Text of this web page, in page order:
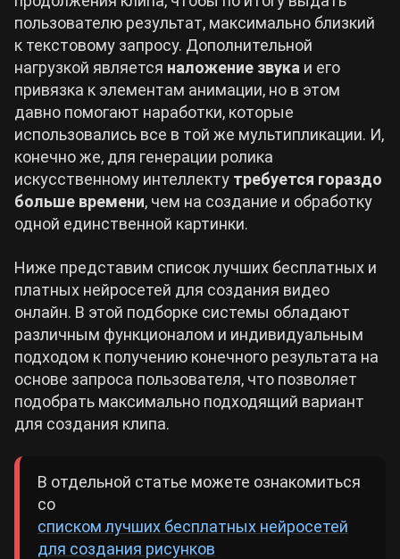
пользователю результат, максимально близкий
к текстовому запросу. Дополнительной
нагрузкой является наложение звука и его
привязка к элементам анимации, но в этом
давно помогают наработки, которые
использовались все в той же мультипликации. И,
конечно же, для генерации ролика
искусственному интеллекту требуется гораздо
больше времени, чем на создание и обработку
одной единственной картинки.
Ниже представим список лучших бесплатных и
платных нейросетей для создания видео
онлайн. В этой подборке системы обладают
различным функционалом и индивидуальным
подходом к получению конечного результата на
основе запроса пользователя, что позволяет
подобрать максимально подходящий вариант
для создания клипа.
В отдельной статье можете ознакомиться
со
списком лучших бесплатных нейросетей
для создания рисунков